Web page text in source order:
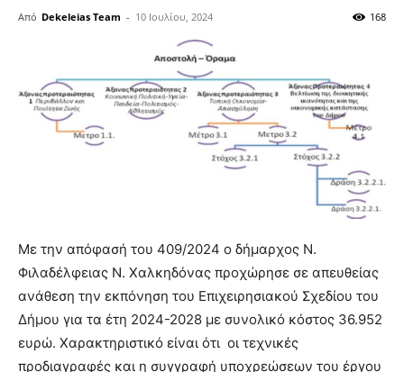
Από Dekeleias Team - 10 Ιουλίου, 2024 168
Με την απόφασή του 409/2024 ο δήμαρχος Ν.
Φιλαδέλφειας Ν. Χαλκηδόνας προχώρησε σε απευθείας
ανάθεση την εκπόνηση του Επιχειρησιακού Σχεδίου του
Δήμου για τα έτη 2024-2028 με συνολικό κόστος 36.952
ευρώ. Χαρακτηριστικό είναι ότι οι τεχνικές
προδιαγραφές και η συγγραφή υποχρεώσεων του έργου